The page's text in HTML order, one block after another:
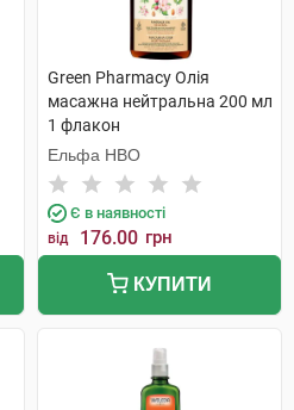
Green Pharmacy Олія
масажна нейтральна 200 мл
1 флакон
Ельфа НВО
Є в наявності
від 176.00 грн
КУПИТИ